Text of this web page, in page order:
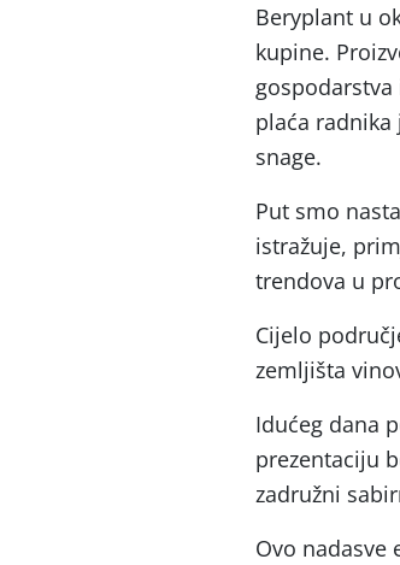
Beryplant u
kupine.
plaća
snage.
Put smo
istražuje,
trendova u
Cijelo
zemljišta
Idućeg dana
prezentaciju
zadružni
Ovo nadasve